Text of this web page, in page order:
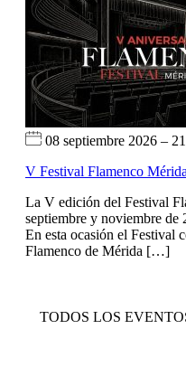
08 septiembre 2026 –
V Festival Flamenco
La V edición del Festival
septiembre y noviembre de
En esta ocasión el Festival
Flamenco de Mérida […]
TODOS LOS